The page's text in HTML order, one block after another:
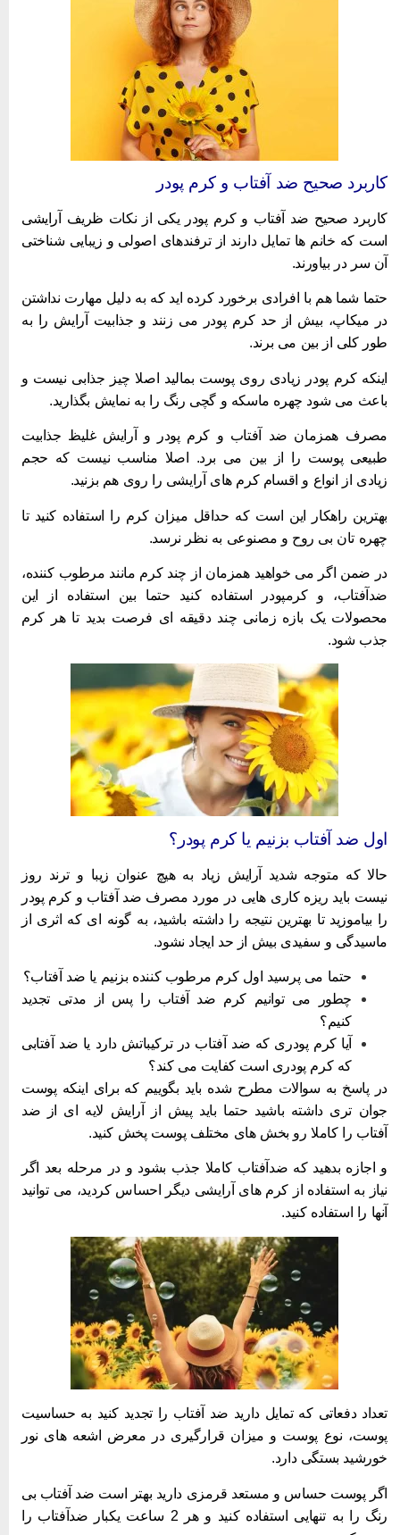
صحیح ضد آفتاب و کرم پودر
صحیح ضد آفتاب و کرم پودر یکی از نکات ظریف آرایشی
که خانم ها تمایل دارند از ترفندهای اصولی و زیبایی شناختی
سر در بیاورند.
شما هم با افرادی برخورد کرده اید که به دلیل مهارت نداشتن
میکاپ، بیش از حد کرم پودر می زنند و جذابیت آرایش را به
کلی از بین می برند.
کرم پودر زیادی روی پوست بمالید اصلا چیز جذابی نیست و
می شود چهره ماسکه و گچی رنگ را به نمایش بگذارید.
همزمان ضد آفتاب و کرم پودر و آرایش غلیظ جذابیت
پوست را از بین می برد. اصلا مناسب نیست که حجم
از انواع و اقسام کرم های آرایشی را روی هم بزنید.
راهکار این است که حداقل میزان کرم را استفاده کنید تا
تان بی روح و مصنوعی به نظر نرسد.
ضمن اگر می خواهید همزمان از چند کرم مانند مرطوب کننده،
و کرمپودر استفاده کنید حتما بین استفاده از این
یک بازه زمانی چند دقیقه ای فرصت بدید تا هر کرم
شود.
ضد آفتاب بزنیم یا کرم پودر؟
که متوجه شدید آرایش زیاد به هیچ عنوان زیبا و ترند روز
باید ریزه کاری هایی در مورد مصرف ضد آفتاب و کرم پودر
بیاموزید تا بهترین نتیجه را داشته باشید، به گونه ای که اثری از
و سفیدی بیش از حد ایجاد نشود.
حتما می پرسید اول کرم مرطوب کننده بزنیم یا ضد آفتاب؟
چطور می توانیم کرم ضد آفتاب را پس از مدتی تجدید
کنیم؟
آیا کرم پودری که ضد آفتاب در ترکیباتش دارد یا ضد آفتابی
که کرم پودری است کفایت می کند؟
پاسخ به سوالات مطرح شده باید بگوییم که برای اینکه پوست
تری داشته باشید حتما باید پیش از آرایش لایه ای از ضد
را کاملا رو بخش های مختلف پوست پخش کنید.
اجازه بدهید که ضدآفتاب کاملا جذب بشود و در مرحله بعد اگر
به استفاده از کرم های آرایشی دیگر احساس کردید، می توانید
را استفاده کنید.
دفعاتی که تمایل دارید ضد آفتاب را تجدید کنید به حساسیت
نوع پوست و میزان قرارگیری در معرض اشعه های نور
بستگی دارد.
پوست حساس و مستعد قرمزی دارید بهتر است ضد آفتاب بی
رنگ را به تنهایی استفاده کنید و هر 2 ساعت یکبار ضدآفتاب را